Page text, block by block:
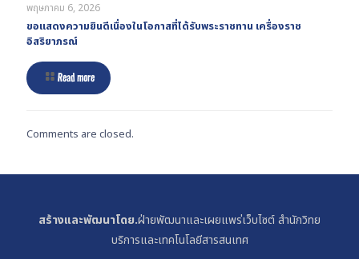
พฤษภาคม 6, 2026
ขอแสดงความยินดีเนื่องในโอกาสที่ได้รับพระราชทาน เครื่องราช
อิสริยาภรณ์
Read more
Comments are closed.
สร้างและพัฒนาโดย.ฝ่ายพัฒนาและเผยแพร่เว็บไซต์ สำนักวิทย
บริการและเทคโนโลยีสารสนเทศ